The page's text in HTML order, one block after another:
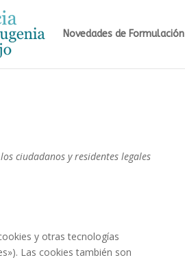
Novedades de Formulación
ciudadanos y residentes legales
y otras tecnologías
Las cookies también son